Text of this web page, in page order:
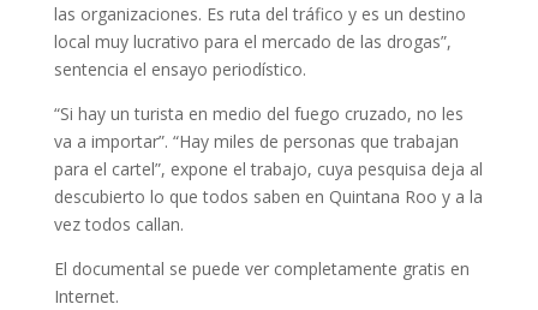
las organizaciones. Es ruta del tráfico y es un destino
local muy lucrativo para el mercado de las drogas”,
sentencia el ensayo periodístico.
“Si hay un turista en medio del fuego cruzado, no les
va a importar”. “Hay miles de personas que trabajan
para el cartel”, expone el trabajo, cuya pesquisa deja al
descubierto lo que todos saben en Quintana Roo y a la
vez todos callan.
El documental se puede ver completamente gratis en
Internet.